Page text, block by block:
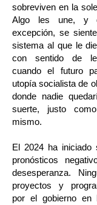
sobreviven en la
Algo les une, y
excepción, se
sistema al que le
con sentido de
cuando el futuro
utopía socialista de
donde nadie
suerte, justo
mismo.
El 2024 ha
pronósticos
desesperanza.
proyectos y
por el gobierno en